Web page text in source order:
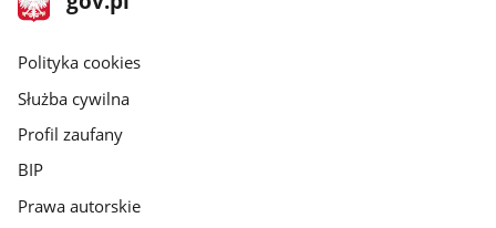
gov.pl
gov.pl
Polityka cookies
Służba cywilna
Profil zaufany
BIP
Prawa autorskie